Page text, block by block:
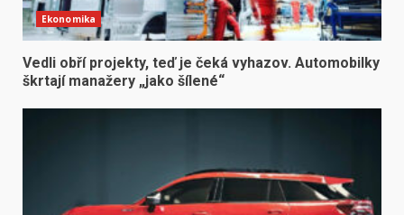
Ekonomika
Vedli obří projekty, teď je čeká vyhazov. Automobilky
škrtají manažery „jako šílené“